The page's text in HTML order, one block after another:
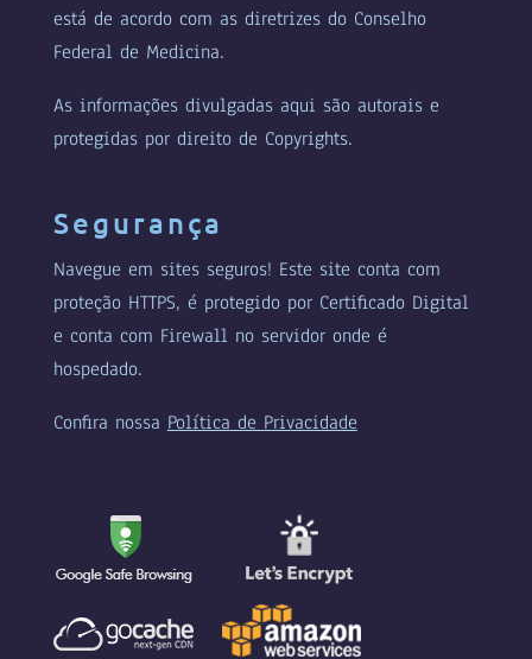
está de acordo com as diretrizes do Conselho
Federal de Medicina.
As informações divulgadas aqui são autorais e
protegidas por direito de Copyrights.
Segurança
Navegue em sites seguros! Este site conta com
proteção HTTPS, é protegido por Certificado Digital
e conta com Firewall no servidor onde é
hospedado.
Confira nossa Política de Privacidade